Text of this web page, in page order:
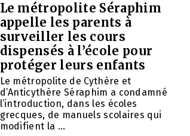
Le métropolite Séraphim
appelle les parents à
surveiller les cours
dispensés à l’école pour
protéger leurs enfants
Le métropolite de Cythère et
d’Anticythère Séraphim a condamné
l’introduction, dans les écoles
grecques, de manuels scolaires qui
modifient la ...